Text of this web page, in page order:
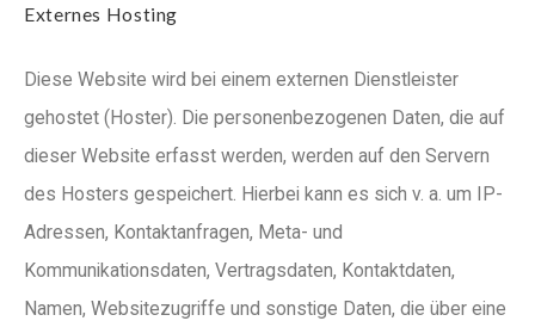
Externes Hosting
Diese Website wird bei einem externen Dienstleister
gehostet (Hoster). Die personenbezogenen Daten, die auf
dieser Website erfasst werden, werden auf den Servern
des Hosters gespeichert. Hierbei kann es sich v. a. um IP-
Adressen, Kontaktanfragen, Meta- und
Kommunikationsdaten, Vertragsdaten, Kontaktdaten,
Namen, Websitezugriffe und sonstige Daten, die über eine